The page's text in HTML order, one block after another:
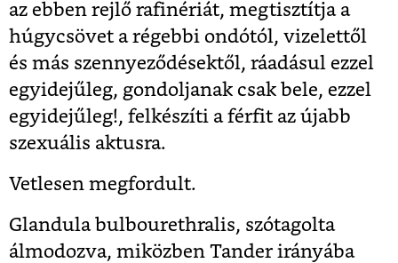
az ebben rejlő rafinériát, megtisztítja a
húgycsövet a régebbi ondótól, vizelettől
és más szennyeződésektől, ráadásul ezzel
egyidejűleg, gondoljanak csak bele, ezzel
egyidejűleg!, felkészíti a férfit az újabb
szexuális aktusra.
Vetlesen megfordult.
Glandula bulbourethralis, szótagolta
álmodozva, miközben Tander irányába